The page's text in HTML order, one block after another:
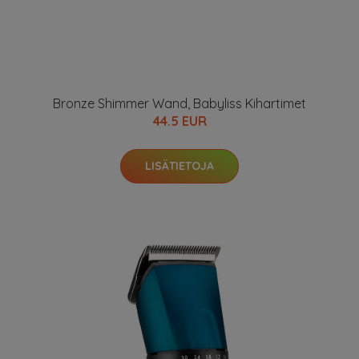
Bronze Shimmer Wand, Babyliss Kihartimet
44.5 EUR
LISÄTIETOJA